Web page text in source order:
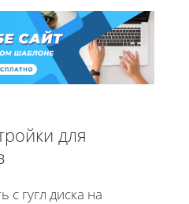
для
с гугл диска на